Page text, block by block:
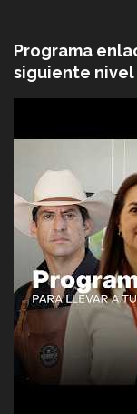
Programa
siguiente nivel